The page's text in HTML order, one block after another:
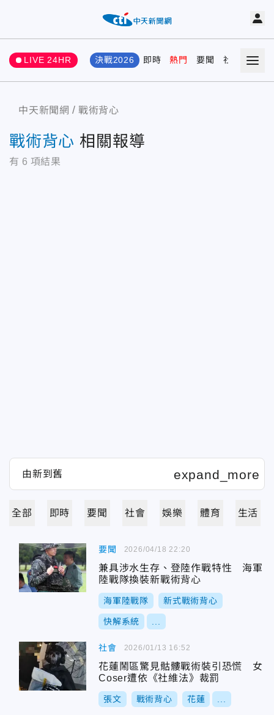
LIVE 24HR 決戰2026 即時 熱門 要聞 社會 娛樂
中天新聞網 戰術背心
戰術背心 相關報導
有 6 項結果
全部 即時 要聞 社會 娛樂 體育 生活
要聞
兼具涉水生存、登陸作戰特性 海軍
陸戰隊換裝新戰術背心
海軍陸戰隊 新式戰術背心
快解系統
2026/04/18 22:20
社會
花蓮鬧區驚見骷髏戰術裝引恐慌 女
Coser遭依《社維法》裁罰
張文 戰術背心 花蓮
2026/01/13 16:52